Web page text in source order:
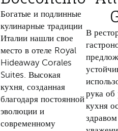
Богатые и подлинные
кулинарные традиции
Италии нашли свое
место в отеле Royal
Hideaway Corales
Suites. Высокая
кухня, созданная
благодаря постоянной
эволюции и
современному
В
рука об
кухня